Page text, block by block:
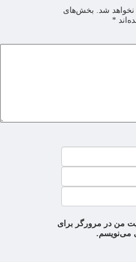
شد. بخش‌های
*
من در مرورگر برای
می‌نویسم.